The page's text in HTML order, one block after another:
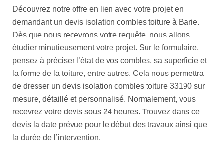
Découvrez notre offre en lien avec votre projet en
demandant un devis isolation combles toiture à Barie.
Dès que nous recevrons votre requête, nous allons
étudier minutieusement votre projet. Sur le formulaire,
pensez à préciser l’état de vos combles, sa superficie et
la forme de la toiture, entre autres. Cela nous permettra
de dresser un devis isolation combles toiture 33190 sur
mesure, détaillé et personnalisé. Normalement, vous
recevrez votre devis sous 24 heures. Trouvez dans ce
devis la date prévue pour le début des travaux ainsi que
la durée de l’intervention.